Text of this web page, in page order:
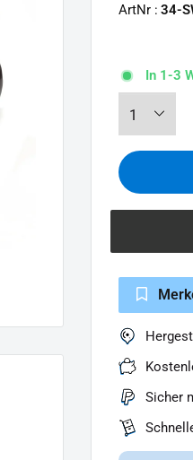
ArtNr : 34-
In 1-3
Sicher